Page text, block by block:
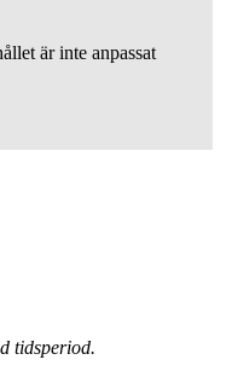
är inte anpassat
tidsperiod.